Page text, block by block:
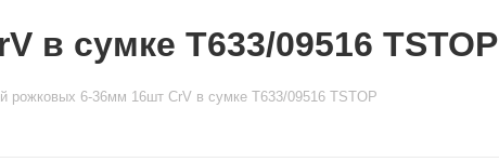
в сумке T633/09516 TSTOP
рожковых 6-36мм 16шт CrV в сумке T633/09516 TSTOP